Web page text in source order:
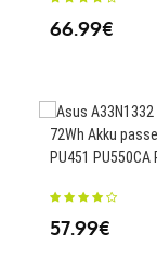
66.99€
72Wh Akku
PU451
57.99€